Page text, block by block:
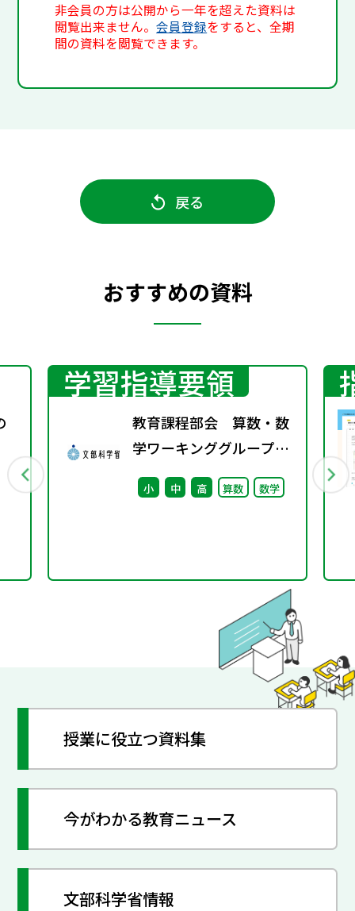
非会員の方は公開から一年を超えた資料は
閲覧出来ません。会員登録をすると、全期
間の資料を閲覧できます。
戻る
おすすめの資料
学習指導要領
教育課程部会 算数・数
学ワーキンググループ
（第4回） 配付資料
小 中 高 算数 数学
授業に役立つ資料集
今がわかる教育ニュース
文部科学省情報